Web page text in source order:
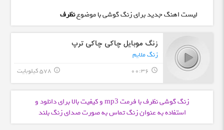
لیست اهنگ جدید برای زنگ گوشی با موضوعنظرف
زنگ موبایل چاکی چاکی ترپ
زنگ ملایم
query_builder
00:36 578 کیلوبایت info_outline
زنگ گوشی نظرف با فرمت mp3 و کیفیت بالا برای دانلود و
استفاده به عنوان زنگ تماس به صورت صدای زنگ بلند